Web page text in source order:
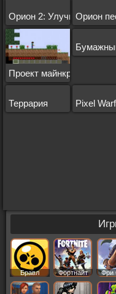
Орион 2: Улучшенный
Орион
Проект майнкрафт
Террария Pixel
Бравл
Старс
Фортнайт Фри